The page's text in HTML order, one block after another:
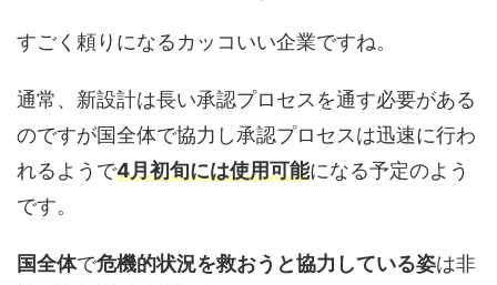
すごく頼りになるカッコいい企業ですね。
通常、新設計は長い承認プロセスを通す必要がある
のですが国全体で協力し承認プロセスは迅速に行わ
れるようで4月初旬には使用可能になる予定のよう
です。
国全体で危機的状況を救おうと協力している姿は非